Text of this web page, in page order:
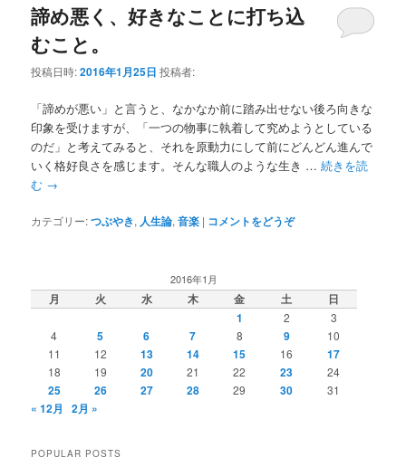
テ
ン
ツ
へ
移
動
ン
ツ
へ
移
動
諦め悪く、好きなことに打ち込
むこと。
投稿日時:2016年1月25日 投稿者:
「諦めが悪い」と言うと、なかなか前に踏み出せない後ろ向きな
印象を受けますが、「一つの物事に執着して究めようとしている
のだ」と考えてみると、それを原動力にして前にどんどん進んで
いく格好良さを感じます。そんな職人のような生き …続きを読
む →
カテゴリー:つぶやき, 人生論,音楽 | コメントをどうぞ
2016年1月
月 火 水 木 金 土
日
1
2
3
4
5 6 7 8 9
10
11
12 13 14 15 16 17
18 19 20 21 22 23 24
25 26 27 28 29 30 31
« 12月 2月 »
POPULAR POSTS